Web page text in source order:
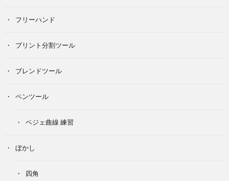
フリーハンド
プリント分割ツール
ブレンドツール
ペンツール
ベジェ曲線 練習
ぼかし
四角